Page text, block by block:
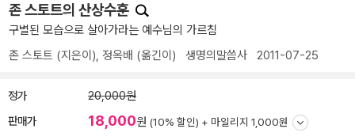
존 스토트의 산상수훈
구별된 모습으로 살아가라는 예수님의 가르침
존 스토트 (지은이), 정옥배 (옮긴이) 생명의말씀사 2011-07-25
정가 20,000원
판매가 18,000원 (10% 할인) + 마일리지 1,000원